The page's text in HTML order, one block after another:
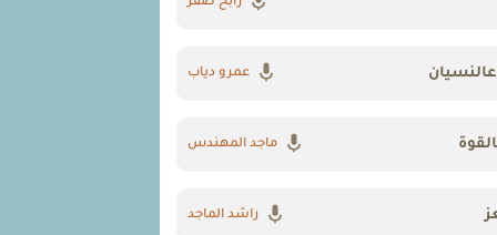
عمرو دياب
ماجد المهندس
راشد الماجد